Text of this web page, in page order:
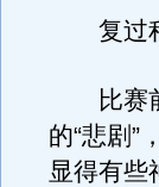
复过程
比赛前
的“悲剧”
显得有些